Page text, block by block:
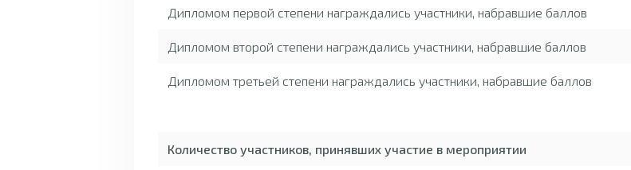
Дипломом первой степени награждались участники, набравшие баллов
Дипломом второй степени награждались участники, набравшие баллов
Дипломом третьей степени награждались участники, набравшие баллов
Количество участников, принявших участие в мероприятии